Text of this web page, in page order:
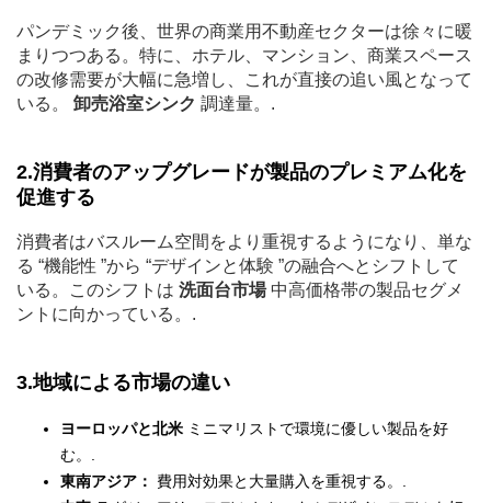
パンデミック後、世界の商業用不動産セクターは徐々に暖
まりつつある。特に、ホテル、マンション、商業スペース
の改修需要が大幅に急増し、これが直接の追い風となって
いる。 卸売浴室シンク 調達量。.
2.消費者のアップグレードが製品のプレミアム化を
促進する
消費者はバスルーム空間をより重視するようになり、単な
る “機能性 ”から “デザインと体験 ”の融合へとシフトして
いる。このシフトは 洗面台市場中高価格帯の製品セグメ
ントに向かっている。.
3.地域による市場の違い
ヨーロッパと北米 ミニマリストで環境に優しい製品を好
む。.
東南アジア： 費用対効果と大量購入を重視する。.